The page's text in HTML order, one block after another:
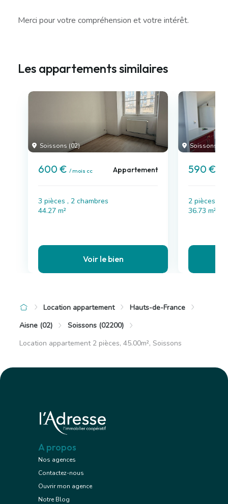
Merci pour votre compréhension et votre intérêt.
Les appartements similaires
Soissons (02)
600 € / mois cc Appartement
3 pièces , 2 chambres
44.27 m²
Voir le bien
Soissons
590 €
2 pièces , 1
36.73 m²
Location appartement
Hauts-de-France
Aisne (02)
Soissons (02200)
Location appartement 2 pièces, 45.00m², Soissons
A propos
Nos agences
Contactez-nous
Ouvrir mon agence
Notre Blog